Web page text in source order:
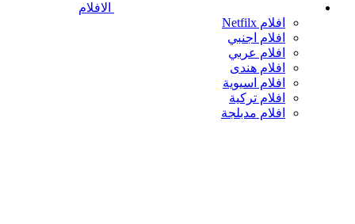
الافلام
افلام Netfilx
افلام اجنبي
افلام عربي
افلام هندى
افلام اسيوية
افلام تركية
افلام مدبلجة